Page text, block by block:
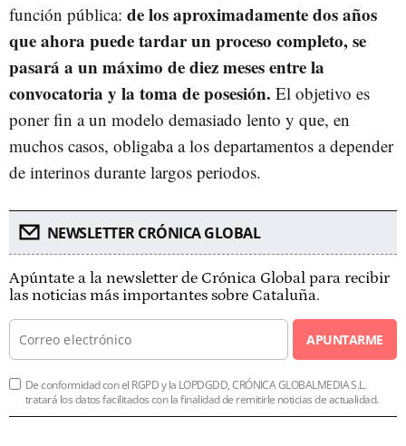
función pública: de los aproximadamente dos años
que ahora puede tardar un proceso completo, se
pasará a un máximo de diez meses entre la
convocatoria y la toma de posesión. El objetivo es
poner fin a un modelo demasiado lento y que, en
muchos casos, obligaba a los departamentos a depender
de interinos durante largos periodos.
NEWSLETTER CRÓNICA GLOBAL
Apúntate a la newsletter de Crónica Global para recibir
las noticias más importantes sobre Cataluña.
APUNTARME
De conformidad con el RGPD y la LOPDGDD, CRÓNICA GLOBALMEDIA S.L.
tratará los datos facilitados con la finalidad de remitirle noticias de actualidad.